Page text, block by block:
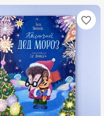
favorite_border